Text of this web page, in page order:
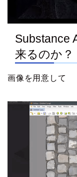
Substance
来るのか？
画像を用意して